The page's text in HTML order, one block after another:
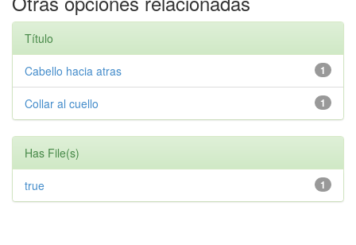
Título
1
Cabello hacia atras
1
Collar al cuello
Has File(s)
1
true